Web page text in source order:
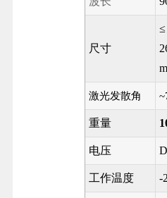
尺寸
≤
激光发散角
重量
电压
工作温度 -